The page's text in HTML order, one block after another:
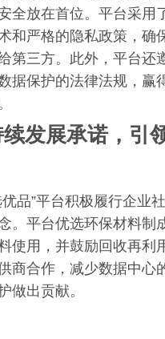
全放在首位。平台采用
和严格的隐私政策，确
第三方。此外，平台还
据保护的法律法规，赢
发展承诺，引
优品”平台积极履行企业
。平台优选环保材料制
使用，并鼓励回收再利
商合作，减少数据中心
做出贡献。